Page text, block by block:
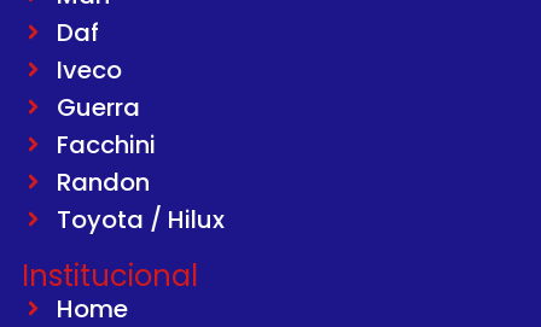
Daf
Iveco
Guerra
Facchini
Randon
Toyota / Hilux
Institucional
Home